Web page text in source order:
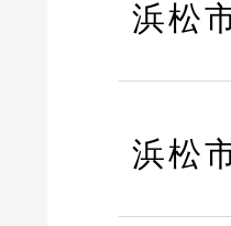
浜松
浜松